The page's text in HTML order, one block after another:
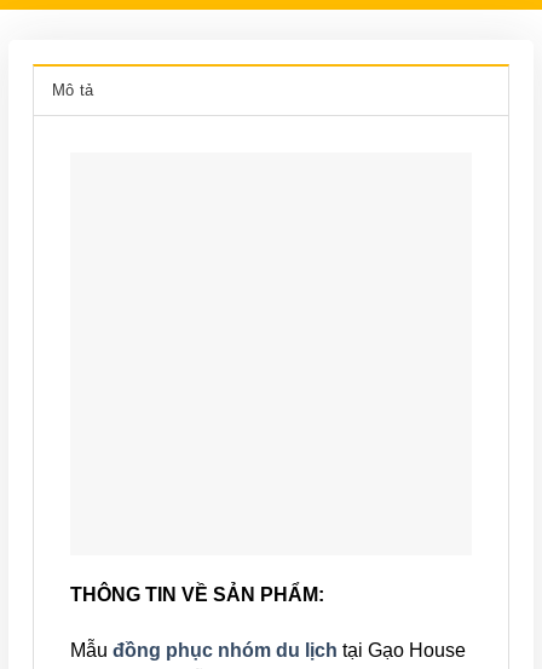
Mô tả
THÔNG TIN VỀ SẢN PHẨM:
Mẫu đồng phục nhóm du lịch tại Gạo House